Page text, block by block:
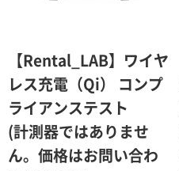
【Rental_LAB】ワイヤ
レス充電（Qi） コンプ
ライアンステスト
(計測器ではありませ
ん。価格はお問い合わ